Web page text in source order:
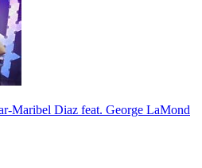
Maribel Diaz feat. George LaMond